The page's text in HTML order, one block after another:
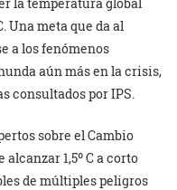
Una meta que da al
a los fenómenos
aún más en la crisis,
consultados por IPS.
sobre el Cambio
1,5º C a corto
de múltiples peligros